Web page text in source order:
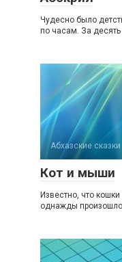
Чудесно было
по часам. За десять
Абхазские сказки
Кот и мыши
Известно, что
однажды произошло